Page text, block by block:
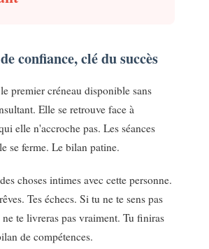
confiance, clé du succès
premier créneau disponible sans
Elle se retrouve face à
elle n'accroche pas. Les séances
se ferme. Le bilan patine.
choses intimes avec cette personne.
Tes échecs. Si tu ne te sens pas
te livreras pas vraiment. Tu finiras
de compétences.